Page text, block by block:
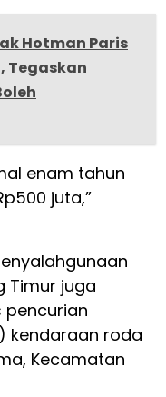
Hotman Paris
Tegaskan
enam tahun
juta,”
Timur juga
pencurian
kendaraan roda
Kecamatan